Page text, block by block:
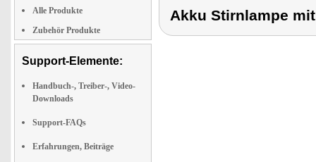
Alle Produkte
Zubehör Produkte
Support-Elemente:
Handbuch-, Treiber-, Video-
Downloads
Support-FAQs
Erfahrungen, Beiträge
Akku Stirnlampe